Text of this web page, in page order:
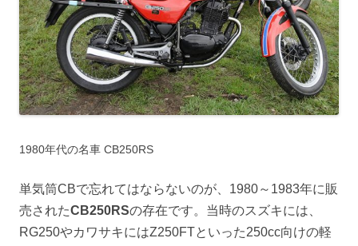
1980年代の名車 CB250RS
単気筒CBで忘れてはならないのが、1980～1983年に販
売されたCB250RSの存在です。当時のスズキには、
RG250やカワサキにはZ250FTといった250cc向けの軽